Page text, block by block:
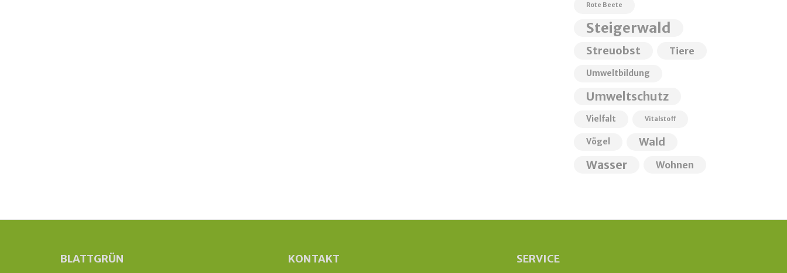
Rote Beete
Steigerwald
Streuobst Tiere
Umweltbildung
Umweltschutz
Vielfalt Vitalstoff
Vögel Wald
Wasser Wohnen
BLATTGRÜN KONTAKT SERVICE